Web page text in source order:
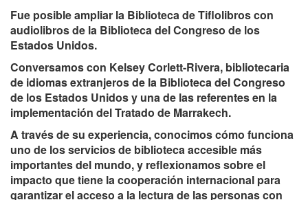
Fue posible ampliar la Biblioteca de Tiflolibros con
audiolibros de la Biblioteca del Congreso de los
Estados Unidos.
Conversamos con Kelsey Corlett-Rivera, bibliotecaria
de idiomas extranjeros de la Biblioteca del Congreso
de los Estados Unidos y una de las referentes en la
implementación del Tratado de Marrakech.
A través de su experiencia, conocimos cómo funciona
uno de los servicios de biblioteca accesible más
importantes del mundo, y reflexionamos sobre el
impacto que tiene la cooperación internacional para
garantizar el acceso a la lectura de las personas con